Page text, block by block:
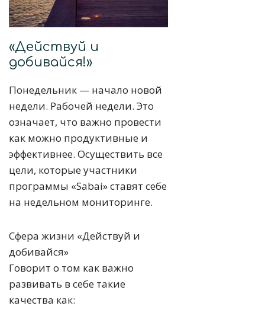
«Действуй и
добивайся!»
Понедельник — начало новой
недели. Рабочей недели. Это
означает, что важно провести
как можно продуктивные и
эффективнее. Осуществить все
цели, которые участники
программы «Sabai» ставят себе
на недельном мониторинге.
Сфера жизни «Действуй и
добивайся»
Говорит о том как важно
развивать в себе такие
качества как: